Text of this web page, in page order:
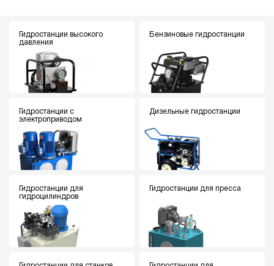
Гидростанции высокого
давления
Бензиновые гидростанции
Гидростанции с
электроприводом
Дизельные гидростанции
Гидростанции для
гидроцилиндров
Гидростанции для пресса